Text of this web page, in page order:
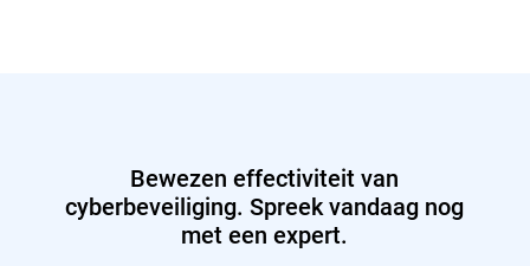
Bewezen effectiviteit van
cyberbeveiliging. Spreek vandaag nog
met een expert.